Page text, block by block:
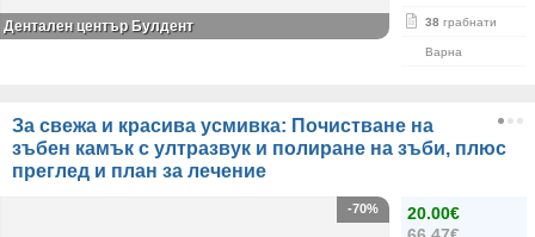
38 грабнати
Варна
Дентален център Булдент
За свежа и красива усмивка: Почистване на
зъбен камък с ултразвук и полиране на зъби, плюс
преглед и план за лечение
20.00€
-70%